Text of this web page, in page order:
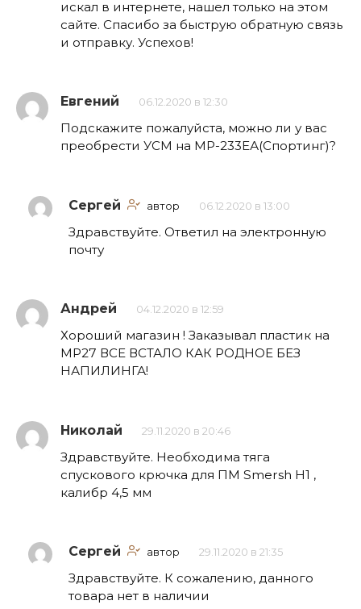
искал в интернете, нашел только на этом
сайте. Спасибо за быструю обратную связь
и отправку. Успехов!
Евгений 06.12.2020 в 12:30
Подскажите пожалуйста, можно ли у вас
преобрести УСМ на МР-233ЕА(Спортинг)?
Сергей автор 06.12.2020 в 13:00
Здравствуйте. Ответил на электронную
почту
Андрей 04.12.2020 в 12:59
Хороший магазин ! Заказывал пластик на
МР27 ВСЕ ВСТАЛО КАК РОДНОЕ БЕЗ
НАПИЛИНГА!
Николай 29.11.2020 в 20:46
Здравствуйте. Необходима тяга
спускового крючка для ПМ Smersh H1 ,
калибр 4,5 мм
Сергей автор 29.11.2020 в 21:35
Здравствуйте. К сожалению, данного
товара нет в наличии